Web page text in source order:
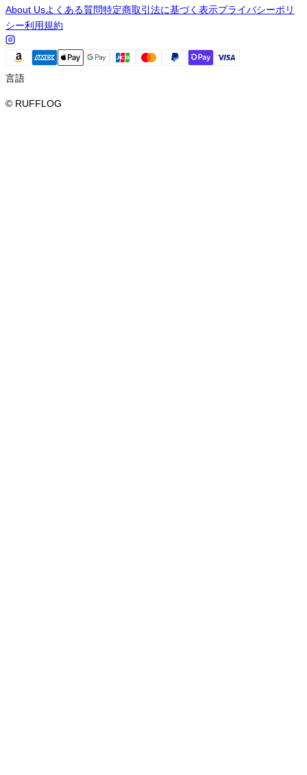
About Usよくある質問特定商取引法に基づく表示プライバシーポリ
シー利用規約
言語
© RUFFLOG